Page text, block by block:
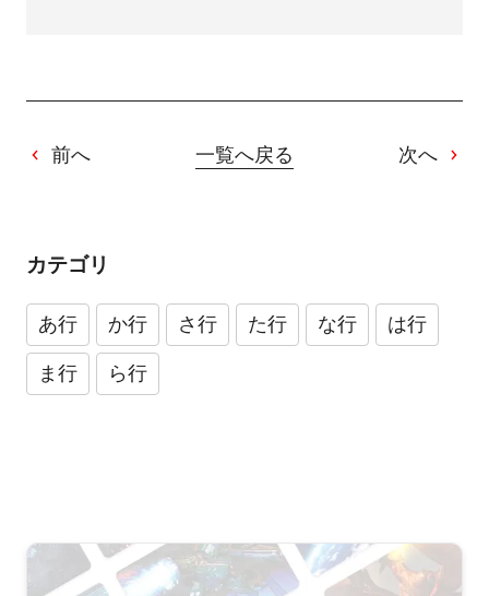
前へ 一覧へ戻る 次へ
カテゴリ
あ行 か行 さ行 た行 な行 は行
ま行 ら行